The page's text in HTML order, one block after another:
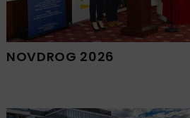
NOVDROG 2026